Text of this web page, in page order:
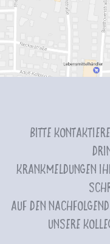
Bitte
Krankmeldungen
Auf den
unsere